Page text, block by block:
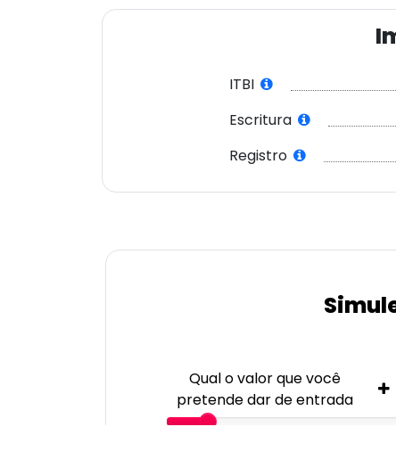
ITBI
Escritura
Registro
Qual o valor que você
pretende dar de entrada